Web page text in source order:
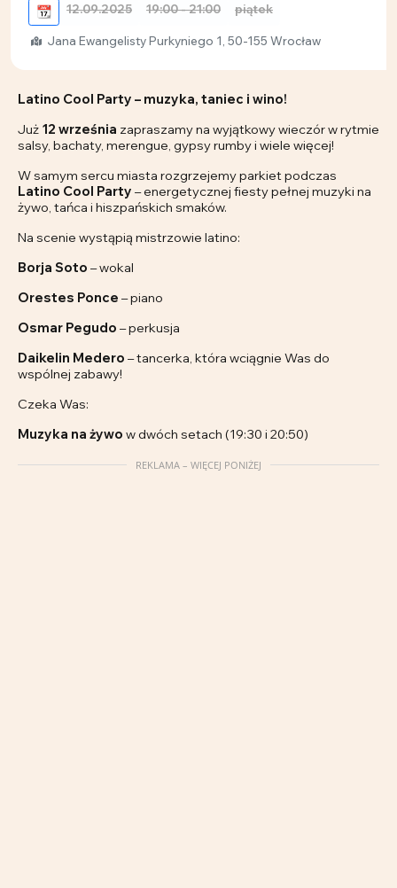
📆 12.09.2025 19:00 - 21:00 piątek
Jana Ewangelisty Purkyniego 1, 50-155 Wrocław
Latino Cool Party – muzyka, taniec i wino!
Już 12 września zapraszamy na wyjątkowy wieczór w rytmie
salsy, bachaty, merengue, gypsy rumby i wiele więcej!
W samym sercu miasta rozgrzejemy parkiet podczas
Latino Cool Party – energetycznej fiesty pełnej muzyki na
żywo, tańca i hiszpańskich smaków.
Na scenie wystąpią mistrzowie latino:
Borja Soto – wokal
Orestes Ponce – piano
Osmar Pegudo – perkusja
Daikelin Medero – tancerka, która wciągnie Was do
wspólnej zabawy!
Czeka Was:
Muzyka na żywo w dwóch setach (19:30 i 20:50)
REKLAMA – WIĘCEJ PONIŻEJ